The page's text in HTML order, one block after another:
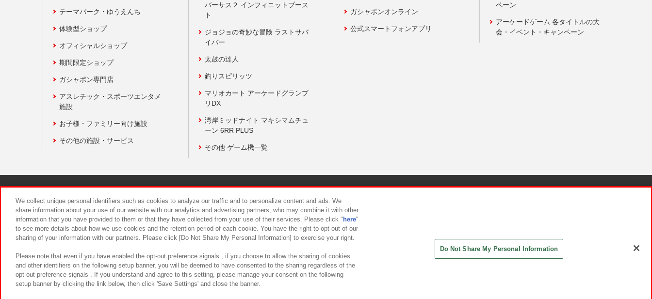
テーマパーク・ゆうえんち
体験型ショップ
オフィシャルショップ
期間限定ショップ
ガシャポン専門店
アスレチック・スポーツエンタメ
施設
お子様・ファミリー向け施設
その他の施設・サービス
バーサス２ インフィニットブース
ト
ジョジョの奇妙な冒険 ラストサバ
イバー
太鼓の達人
釣りスピリッツ
マリオカート アーケードグランプ
リDX
湾岸ミッドナイト マキシマムチュ
ーン 6RR PLUS
その他 ゲーム機一覧
ガシャポンオンライン
公式スマートフォンアプリ
ペーン
アーケードゲーム 各タイトルの大
会・イベント・キャンペーン
食品のご提供について カスタマーハラスメント対応方針
We collect unique personal identifiers such as cookies to analyze our traffic and to personalize content and ads. We
share information about your use of our website with our analytics and advertising partners, who may combine it with other
information that you have provided to them or that they have collected from your use of their services. Please click " here"
to see more details about how we use cookies and the retention period of each cookie. You have the right to opt out of our
sharing of your information with our partners. Please click [Do Not Share My Personal Information] to exercise your right.
Please note that even if you have enabled the opt-out preference signals , if you choose to allow the sharing of cookies
and other identifiers on the following setup banner, you will be deemed to have consented to the sharing regardless of the
opt-out preference signals . If you understand and agree to this setting, please manage your consent on the following
setup banner by clicking the link below, then click 'Save Settings' and close the banner.
Do Not Share My Personal Information